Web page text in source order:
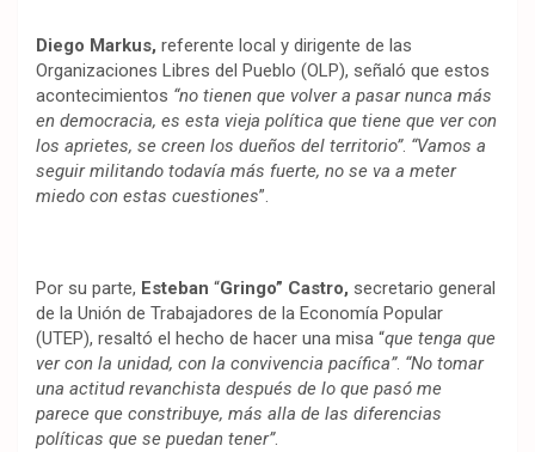
Diego Markus, referente local y dirigente de las
Organizaciones Libres del Pueblo (OLP), señaló que estos
acontecimientos “no tienen que volver a pasar nunca más
en democracia, es esta vieja política que tiene que ver con
los aprietes, se creen los dueños del territorio”. “Vamos a
seguir militando todavía más fuerte, no se va a meter
miedo con estas cuestiones”.
Por su parte, Esteban “Gringo” Castro, secretario general
de la Unión de Trabajadores de la Economía Popular
(UTEP), resaltó el hecho de hacer una misa “que tenga que
ver con la unidad, con la convivencia pacífica”. “No tomar
una actitud revanchista después de lo que pasó me
parece que constribuye, más alla de las diferencias
políticas que se puedan tener”.